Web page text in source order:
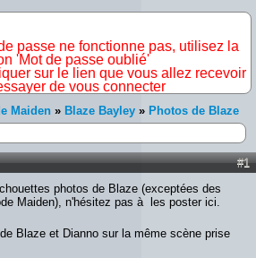
passe ne fonctionne pas, utilisez la
'Mot de passe oublié'
sur le lien que vous allez recevoir
de vous connecter
Maiden » Blaze Bayley » Photos de Blaze
#1
photos de Blaze (exceptées des
Maiden), n'hésitez pas à les poster ici.
Blaze et Dianno sur la même scène prise